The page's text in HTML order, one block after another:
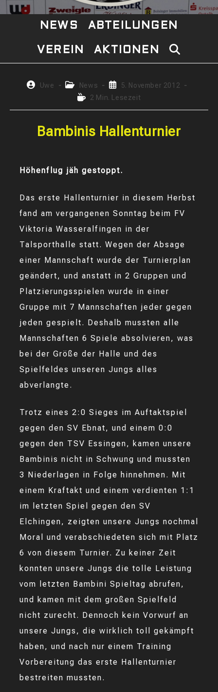
NEWS ABTEILUNGEN
VEREIN AKTIONEN WEBSITE-
Beitrags-
Uwe
Beitrags-
Kategorie:
News
Beitrag
veröffentlicht:
5. November 2012
Lesedauer:
2 Min. Lesezeit
Bambinis Hallenturnier
Höhenflug jäh gestoppt.
Das erste Hallenturnier in diesem Herbst
fand am vergangenen Sonntag beim FV
Viktoria Wasseralfingen in der
Talsporthalle statt. Wegen der Absage
einer Mannschaft wurde der Turnierplan
geändert, und anstatt in 2 Gruppen und
Platzierungsspielen wurde in einer
Gruppe mit 7 Mannschaften jeder gegen
jeden gespielt. Deshalb mussten alle
Mannschaften 6 Spiele absolvieren, was
bei der Größe der Halle und des
Spielfeldes unseren Jungs alles
abverlangte.
Trotz eines 2:0 Sieges im Auftaktspiel
gegen den SV Ebnat, und einem 0:0
gegen den TSV Essingen, kamen unsere
Bambinis nicht in Schwung und mussten
3 Niederlagen in Folge hinnehmen. Mit
einem Kraftakt und einem verdienten 1:1
im letzten Spiel gegen den SV
Elchingen, zeigten unsere Jungs nochmal
Moral und verabschiedeten sich mit Platz
6 von diesem Turnier. Zu keiner Zeit
konnten unsere Jungs die tolle Leistung
vom letzten Bambini Spieltag abrufen,
und kamen mit dem großen Spielfeld
nicht zurecht. Dennoch kein Vorwurf an
unsere Jungs, die wirklich toll gekämpft
haben, und nach nur einem Training
Vorbereitung das erste Hallenturnier
bestreiten mussten.